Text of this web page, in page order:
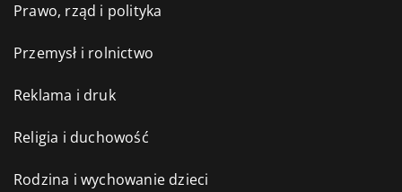
Prawo, rząd i polityka
Przemysł i rolnictwo
Reklama i druk
Religia i duchowość
Rodzina i wychowanie dzieci